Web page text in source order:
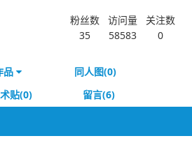
粉丝数
35
访问量
58583
关注数
0
品
同人图(0)
贴(0) 留言(6)